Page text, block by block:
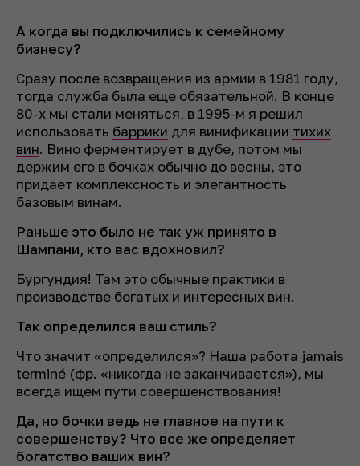
А когда вы подключились к семейному
бизнесу?
Сразу после возвращения из армии в 1981 году,
тогда служба была еще обязательной. В конце
80-х мы стали меняться, в 1995-м я решил
использовать баррики для винификации тихих
вин. Вино ферментирует в дубе, потом мы
держим его в бочках обычно до весны, это
придает комплексность и элегантность
базовым винам.
Раньше это было не так уж принято в
Шампани, кто вас вдохновил?
Бургундия! Там это обычные практики в
производстве богатых и интересных вин.
Так определился ваш стиль?
Что значит «определился»? Наша работа jamais
terminé (фр. «никогда не заканчивается»), мы
всегда ищем пути совершенствования!
Да, но бочки ведь не главное на пути к
совершенству? Что все же определяет
богатство ваших вин?